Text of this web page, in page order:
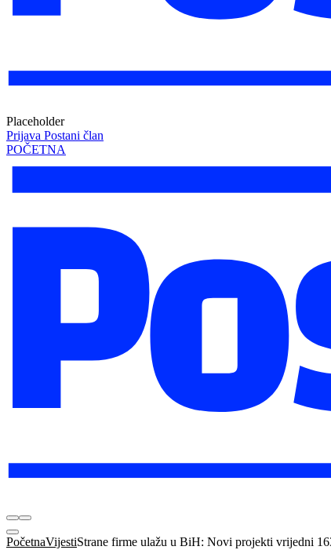
Placeholder
Prijava Postani član
POČETNA
PočetnaVijestiStrane firme ulažu u BiH: Novi projekti vrijedni